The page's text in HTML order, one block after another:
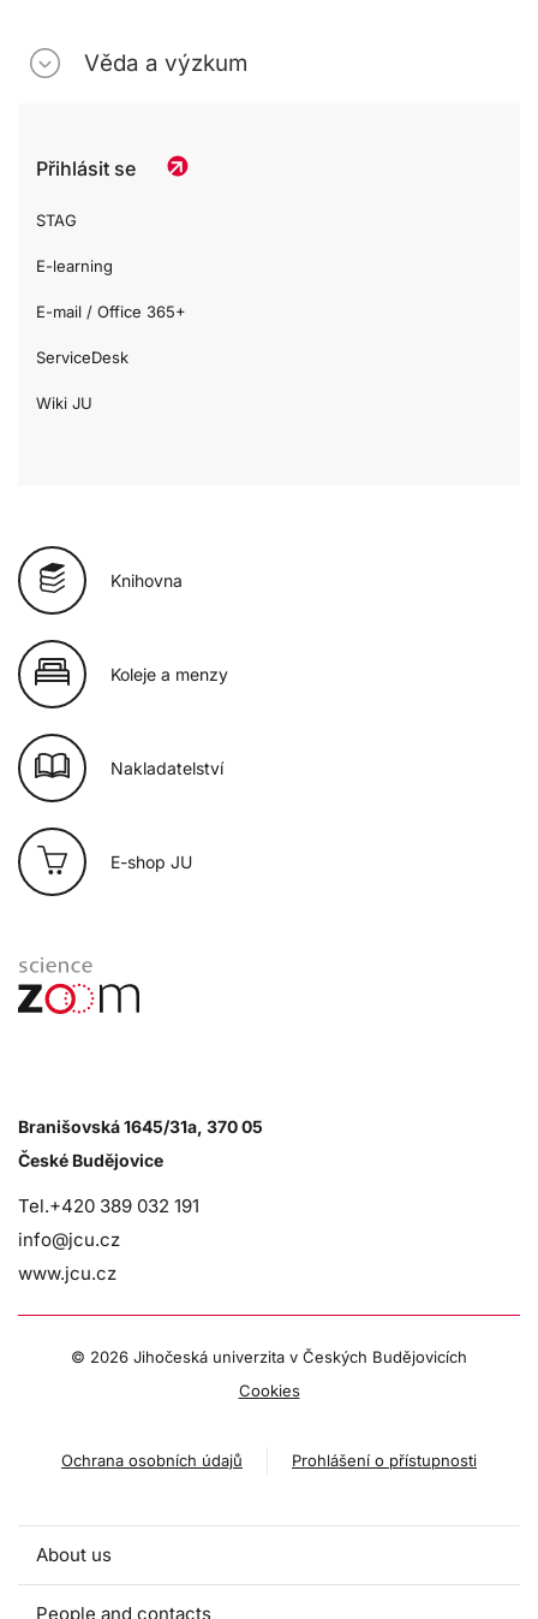
Věda a výzkum
Přihlásit se
STAG
E-learning
E-mail / Office 365+
ServiceDesk
Wiki JU
Knihovna
Koleje a menzy
Nakladatelství
E-shop JU
Branišovská 1645/31a, 370 05
České Budějovice
Tel.+420 389 032 191
info@jcu.cz
www.jcu.cz
© 2026 Jihočeská univerzita v Českých Budějovicích
Cookies
Ochrana osobních údajů Prohlášení o přístupnosti
About us
People and contacts